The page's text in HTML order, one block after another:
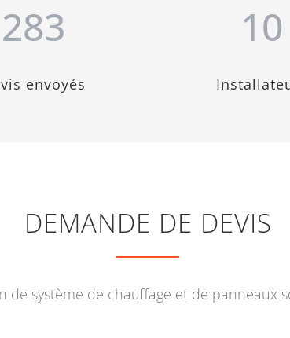
283
envoyés
10
DEMANDE DE DEVIS
de système de chauffage et de